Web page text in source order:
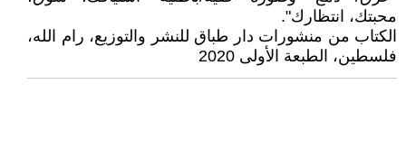
محبتك، انتظارك".
الكتاب من منشورات دار طباق للنشر والتوزيع، رام الله،
فلسطين، الطبعة الأولى 2020